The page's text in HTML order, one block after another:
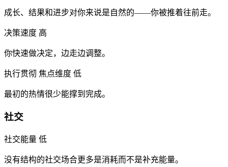
成长、结果和进步对你来说是自然的——你被推着往前走。
决策速度 高
你快速做决定，边走边调整。
执行贯彻 焦点维度 低
最初的热情很少能撑到完成。
社交
社交能量 低
没有结构的社交场合更多是消耗而不是补充能量。